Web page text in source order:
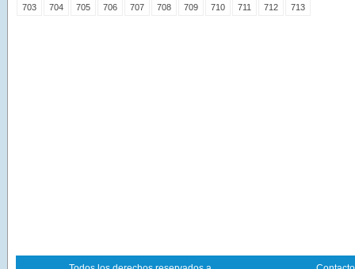
703 704 705 706 707 708 709 710 711 712 713